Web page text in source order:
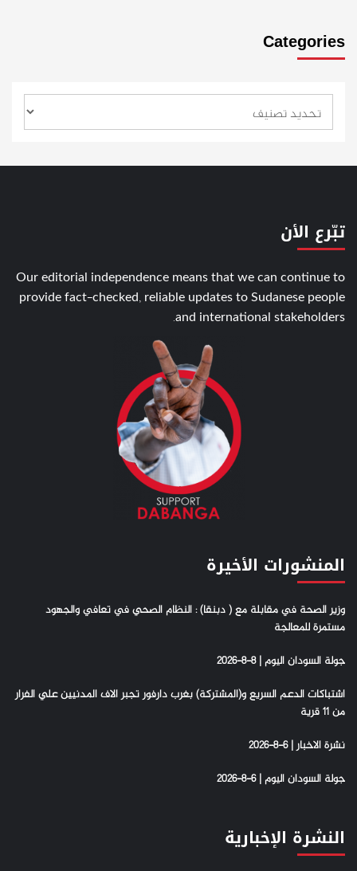
Categories
تبّرع الأن
Our editorial independence means that we can continue to
provide fact-checked, reliable updates to Sudanese people
and international stakeholders.
المنشورات الأخيرة
وزير الصحة في مقابلة مع ( دبنقا) : النظام الصحي في تعافي والجهود
مستمرة للمعالجة
جولة السودان اليوم | 8-8-2026
اشتباكات الدعم السريع و(المشتركة) بغرب دارفور تجبر الاف المدنيين علي الفرار
من 11 قرية
نشرة الاخبار | 6-8-2026
جولة السودان اليوم | 6-8-2026
النشرة الإخبارية